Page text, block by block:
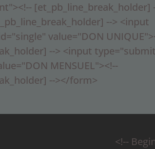
[et_pb_line_break_holder]
--> <input
value="DON
--> <input
MENSUEL"><!--
--></form>
<!--